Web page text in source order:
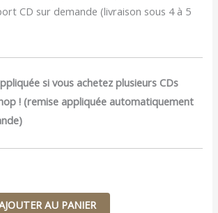
CD sur demande (livraison sous 4 à 5
si vous achetez plusieurs CDs
! (remise appliquée automatiquement
AU PANIER